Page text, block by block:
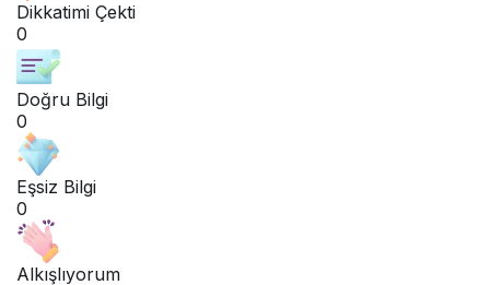
Dikkatimi Çekti
0
Doğru Bilgi
0
Eşsiz Bilgi
0
Alkışlıyorum